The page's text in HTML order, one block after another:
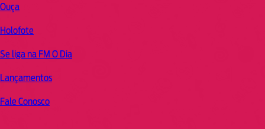
Ouça
Holofote
Se liga na FM O Dia
Lançamentos
Fale Conosco